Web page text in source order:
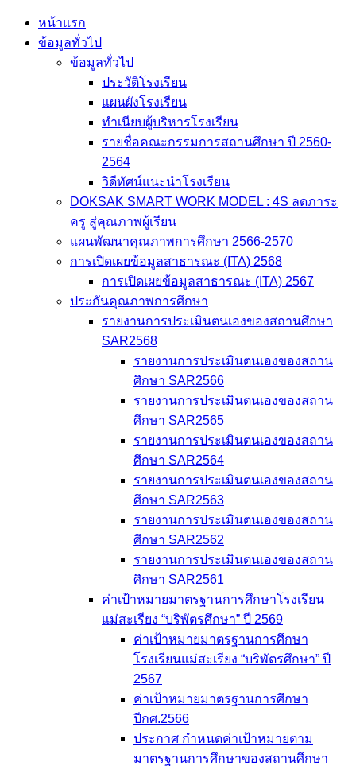
Skip
หน้าแรก
ข้อมูลทั่วไป
ข้อมูลทั่วไป
ประวัติโรงเรียน
แผนผังโรงเรียน
ทำเนียบผู้บริหารโรงเรียน
รายชื่อคณะกรรมการสถานศึกษา ปี 2560-
2564
วิดีทัศน์แนะนำโรงเรียน
DOKSAK SMART WORK MODEL : 4S ลดภาระ
ครู สู่คุณภาพผู้เรียน
แผนพัฒนาคุณภาพการศึกษา 2566-2570
การเปิดเผยข้อมูลสาธารณะ (ITA) 2568
การเปิดเผยข้อมูลสาธารณะ (ITA) 2567
ประกันคุณภาพการศึกษา
รายงานการประเมินตนเองของสถานศึกษา
SAR2568
รายงานการประเมินตนเองของสถาน
ศึกษา SAR2566
รายงานการประเมินตนเองของสถาน
ศึกษา SAR2565
รายงานการประเมินตนเองของสถาน
ศึกษา SAR2564
รายงานการประเมินตนเองของสถาน
ศึกษา SAR2563
รายงานการประเมินตนเองของสถาน
ศึกษา SAR2562
รายงานการประเมินตนเองของสถาน
ศึกษา SAR2561
ค่าเป้าหมายมาตรฐานการศึกษาโรงเรียน
แม่สะเรียง “บริพัตรศึกษา” ปี 2569
ค่าเป้าหมายมาตรฐานการศึกษา
โรงเรียนแม่สะเรียง “บริพัตรศึกษา” ปี
2567
ค่าเป้าหมายมาตรฐานการศึกษา
ปีกศ.2566
ประกาศ กำหนดค่าเป้าหมายตาม
มาตรฐานการศึกษาของสถานศึกษา